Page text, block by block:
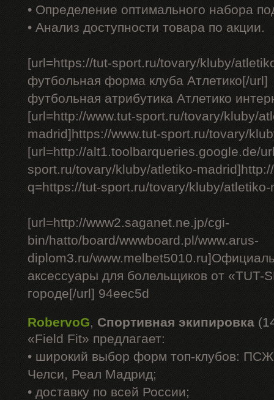
• Определение оптимального набора
• Анализ доступности товара по акции.
[url=https://tut-sport.ru/tovary/kluby/
футбольная форма клуба Атлетико[/url]
футбольная атрибутика Атлетико
[url=http://www.tut-sport.ru/tovary/kluby/
madrid]https://www.tut-sport.ru/tovary/
[url=http://alt1.toolbarqueries.google.de/
sport.ru/tovary/kluby/atletiko-
q=https://tut-sport.ru/tovary/kluby/
[url=http://www2.saganet.ne.jp/cgi-
bin/hatto/board/wwwboard.pl/www.arus-
diplom3.ru/
аксессуары для болельщиков от «TUT-
городе[/url] 94eec5d
RobervoG, Спортивная экипировка
«Field Fit» предлагает:
• широкий выбор форм топ-клубов:
Челси, Реал Мадрид;
• доставку по всей России;